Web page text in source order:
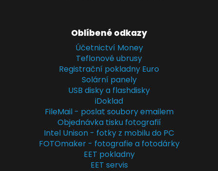
Oblíbené odkazy
Účetnictví Money
Teflonové ubrusy
Registrační pokladny Euro
Solární panely
USB disky a flashdisky
iDoklad
FileMail - poslat soubory emailem
Objednávka tisku fotografií
Intel Unison - fotky z mobilu do PC
FOTOmaker - fotografie a fotodárky
EET pokladny
EET servis